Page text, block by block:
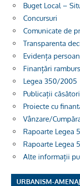
Buget Local –
Concursuri
Comunicate de
Transparenta
Evidența
Finanțări
Legea 350/2005
Publicații
Proiecte cu
Vânzare/
Rapoarte Legea
Rapoarte Legea
Alte informații
URBANISM-